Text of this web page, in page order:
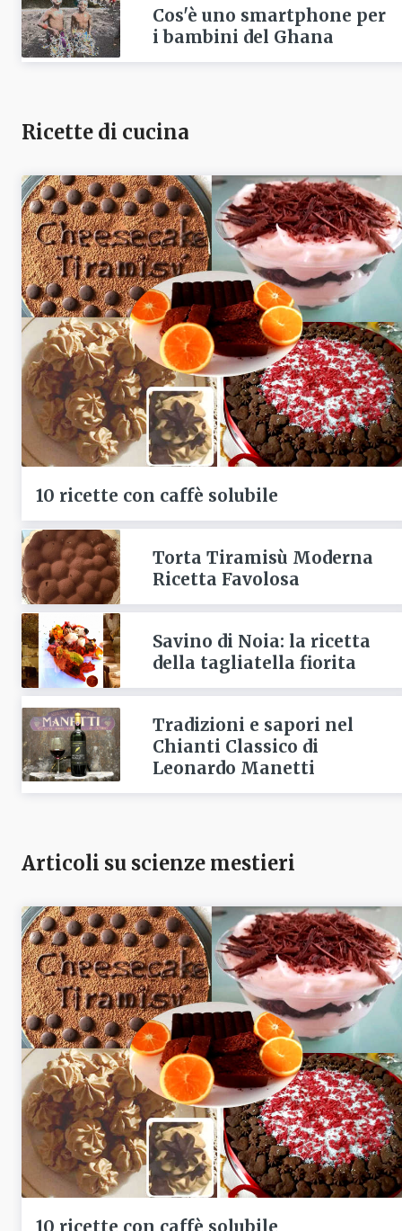
Cos'è uno smartphone per
i bambini del Ghana
Ricette di cucina
10 ricette con caffè solubile
Torta Tiramisù Moderna
Ricetta Favolosa
Savino di Noia: la ricetta
della tagliatella fiorita
Tradizioni e sapori nel
Chianti Classico di
Leonardo Manetti
Articoli su scienze mestieri